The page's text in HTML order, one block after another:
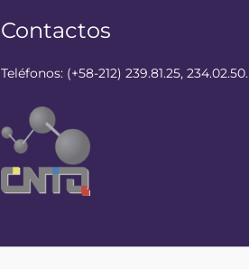
Contactos
Teléfonos: (+58-212) 239.81.25, 234.02.50.